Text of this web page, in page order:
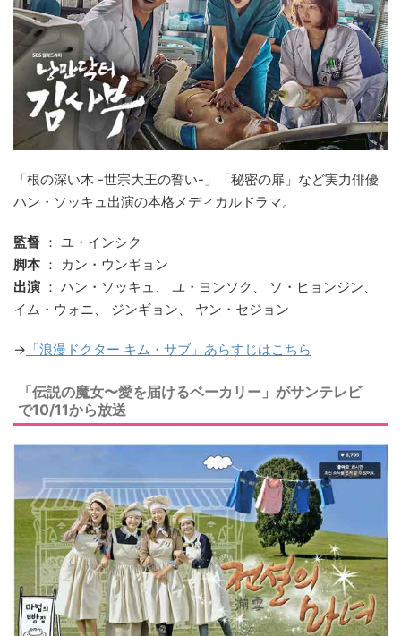
「根の深い木 -世宗大王の誓い-」「秘密の扉」など実力俳優
ハン・ソッキュ出演の本格メディカルドラマ。
監督 ： ユ・インシク
脚本： カン・ウンギョン
出演 ： ハン・ソッキュ、 ユ・ヨンソク、 ソ・ヒョンジン、
イム・ウォニ、 ジンギョン、 ヤン・セジョン
→ 「浪漫ドクター キム・サブ」あらすじはこちら
「伝説の魔女〜愛を届けるベーカリー 」がサンテレビ
で10/11から放送